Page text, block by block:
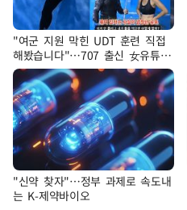
"여군 지원 막힌 UDT 훈련 직접
해봤습니다"…707 출신 女유튜버
'완벽 소화'
"신약 찾자"…정부 과제로 속도내
는 K-제약바이오